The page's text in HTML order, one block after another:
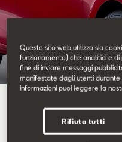
Pronto a
d’inverno
Questo sito web utilizza sia
funzionamento) che analitici e
fine di inviare messaggi
manifestate dagli utenti
informazioni puoi leggere la
Rifiuta tutti